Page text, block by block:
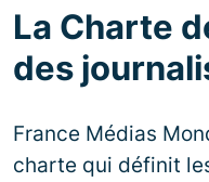
La Charte
des
France Médias
charte qui définit